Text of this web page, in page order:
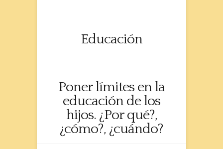
Educación
Poner límites en la
educación de los
hijos. ¿Por qué?,
¿cómo?, ¿cuándo?